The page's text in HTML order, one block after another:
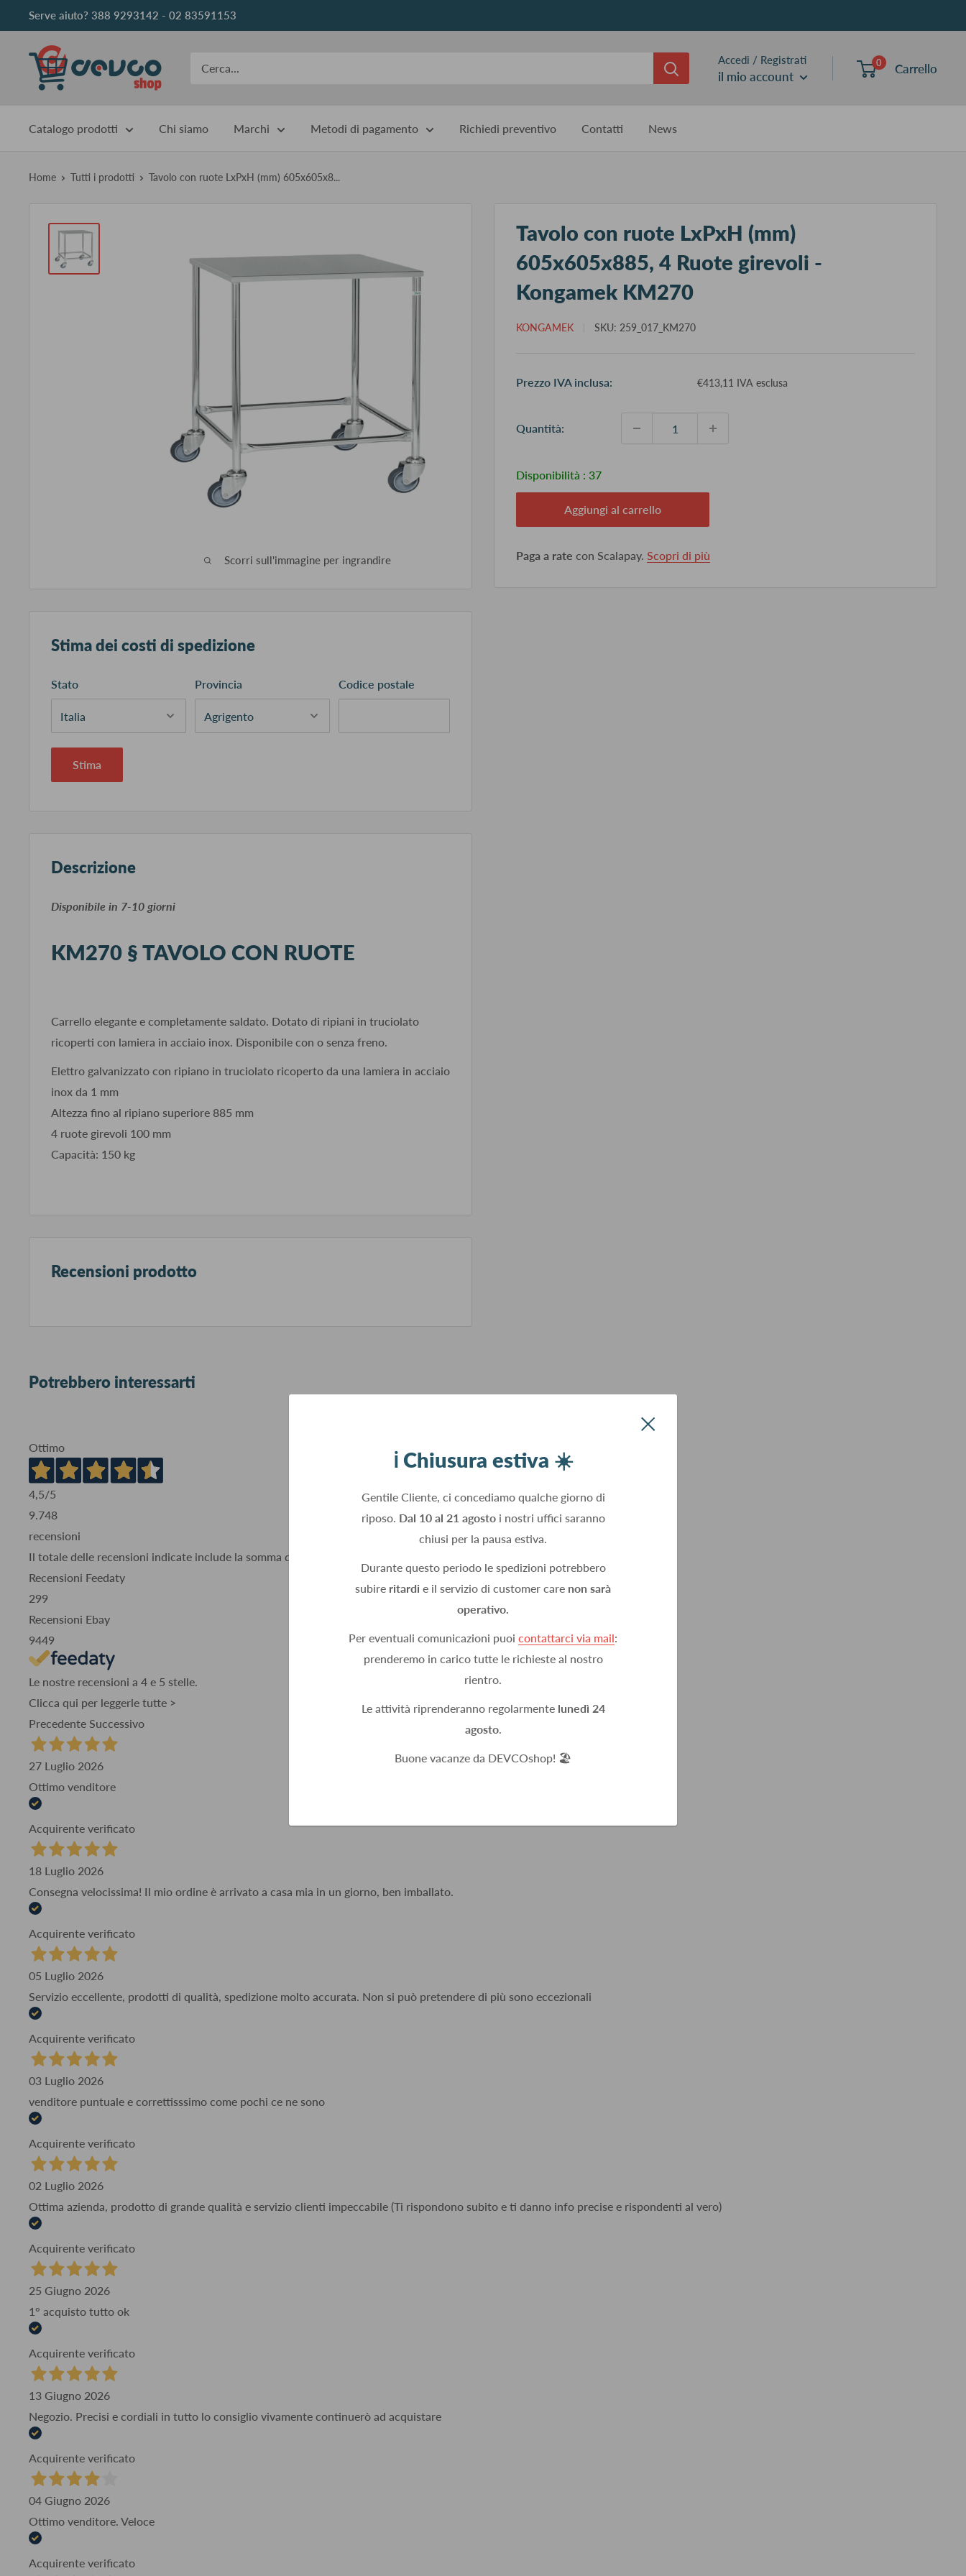
al
contenuto
Serve aiuto? 388 9293142 - 02 83591153
DEVCOshop Accedi / Registrati
il mio account
0 Carrello
Catalogo prodotti Chi siamo Marchi Metodi di pagamento Richiedi preventivo Contatti News
ℹ️ Chiusura estiva ☀️
Gentile Cliente, ci concediamo qualche giorno di
riposo. Dal 10 al 21 agostoi nostri uffici saranno
chiusi per la pausa estiva.
Durante questo periodo le spedizioni potrebbero
subire ritardi e il servizio di customer care non sarà
operativo.
Per eventuali comunicazioni puoi contattarci via mail:
prenderemo in carico tutte le richieste al nostro
rientro.
Le attività riprenderanno regolarmente lunedì 24
agosto.
Buone vacanze da DEVCOshop! 🏖️
Home Tutti i prodotti Tavolo con ruote LxPxH (mm) 605x605x8...
Scorri sull'immagine per ingrandire
Tavolo con ruote LxPxH (mm)
605x605x885, 4 Ruote girevoli -
Kongamek KM270
KONGAMEK SKU: 259_017_KM270
Prezzo IVA inclusa: €413,11 IVA esclusa
Quantità:
Disponibilità : 37
Aggiungi al carrello
Paga a rate con Scalapay. Scopri di più
Stima dei costi di spedizione
Stato Provincia Codice postale
Stima
Descrizione
​Disponibile in 7-10 giorni
KM270 § TAVOLO CON RUOTE
Carrello elegante e completamente saldato. Dotato di ripiani in truciolato
ricoperti con lamiera in acciaio inox. Disponibile con o senza freno.
Elettro galvanizzato con ripiano in truciolato ricoperto da una lamiera in acciaio
inox da 1 mm
Altezza fino al ripiano superiore 885 mm
4 ruote girevoli 100 mm
Capacità: 150 kg
Recensioni prodotto
Potrebbero interessarti
Ottimo
4,5/5
9.748
recensioni
Il totale delle recensioni indicate include la somma di:
Recensioni Feedaty
299
Recensioni Ebay
9449
Le nostre recensioni a 4 e 5 stelle.
Clicca qui per leggerle tutte >
Precedente Successivo
27 Luglio 2026
Ottimo venditore
Acquirente verificato
18 Luglio 2026
Consegna velocissima! Il mio ordine è arrivato a casa mia in un giorno, ben imballato.
Acquirente verificato
05 Luglio 2026
Servizio eccellente, prodotti di qualità, spedizione molto accurata. Non si può pretendere di più sono eccezionali
Acquirente verificato
03 Luglio 2026
venditore puntuale e correttisssimo come pochi ce ne sono
Acquirente verificato
02 Luglio 2026
Ottima azienda, prodotto di grande qualità e servizio clienti impeccabile (Ti rispondono subito e ti danno info precise e rispondenti al vero)
Acquirente verificato
25 Giugno 2026
1° acquisto tutto ok
Acquirente verificato
13 Giugno 2026
Negozio. Precisi e cordiali in tutto lo consiglio vivamente continuerò ad acquistare
Acquirente verificato
04 Giugno 2026
Ottimo venditore. Veloce
Acquirente verificato